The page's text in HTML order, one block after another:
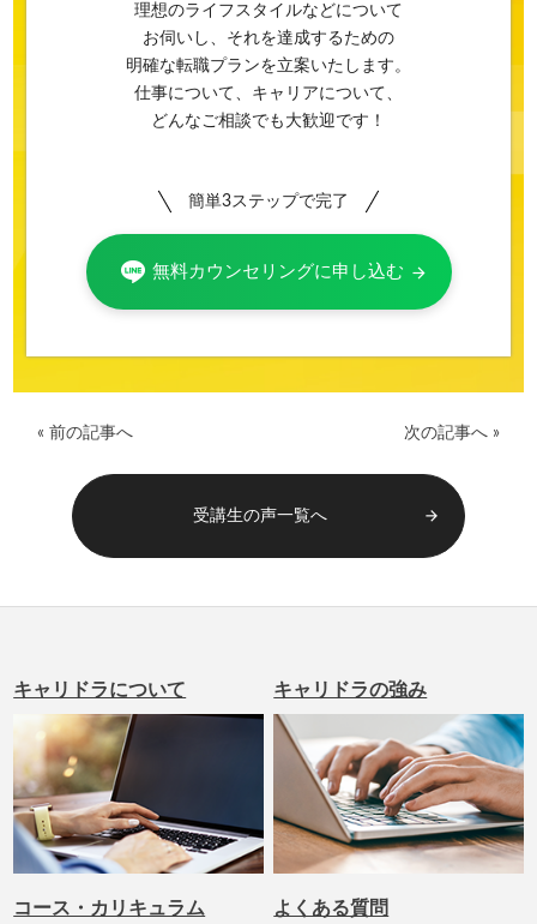
理想のライフスタイルなどについて
お伺いし、それを達成するための
明確な転職プランを立案いたします。
仕事について、キャリアについて、
どんなご相談でも大歓迎です！
簡単3ステップで完了
無料カウンセリングに申し込む arrow_forward
« 前の記事へ 次の記事へ »
受講生の声一覧へ arrow_forward
キャリドラについて キャリドラの強み
コース・カリキュラム よくある質問